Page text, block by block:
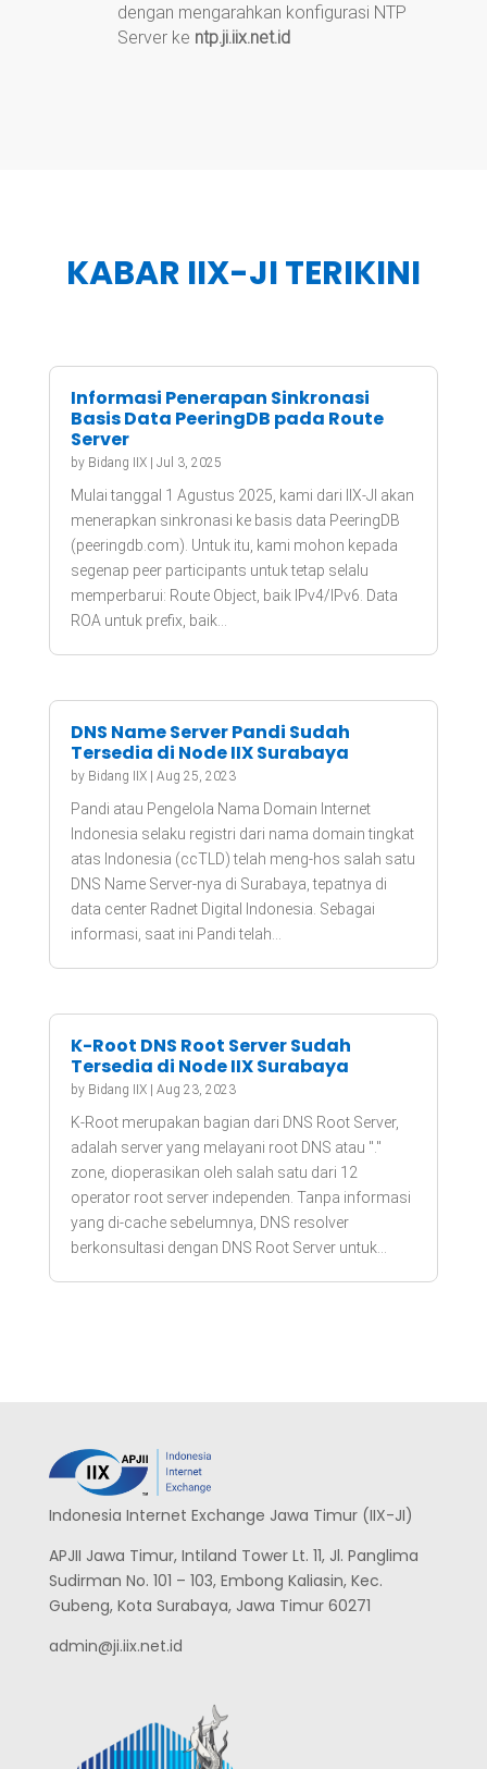
dengan mengarahkan konfigurasi NTP
Server ke ntp.ji.iix.net.id
KABAR IIX-JI TERIKINI
Informasi Penerapan Sinkronasi
Basis Data PeeringDB pada Route
Server
by Bidang IIX| Jul 3, 2025
Mulai tanggal 1 Agustus 2025, kami dari IIX-JI akan
menerapkan sinkronasi ke basis data PeeringDB
(peeringdb.com). Untuk itu, kami mohon kepada
segenap peer participants untuk tetap selalu
memperbarui: Route Object, baik IPv4/IPv6. Data
ROA untuk prefix, baik...
DNS Name Server Pandi Sudah
Tersedia di Node IIX Surabaya
by Bidang IIX| Aug 25, 2023
Pandi atau Pengelola Nama Domain Internet
Indonesia selaku registri dari nama domain tingkat
atas Indonesia (ccTLD) telah meng-hos salah satu
DNS Name Server-nya di Surabaya, tepatnya di
data center Radnet Digital Indonesia. Sebagai
informasi, saat ini Pandi telah...
K-Root DNS Root Server Sudah
Tersedia di Node IIX Surabaya
by Bidang IIX| Aug 23, 2023
K-Root merupakan bagian dari DNS Root Server,
adalah server yang melayani root DNS atau "."
zone, dioperasikan oleh salah satu dari 12
operator root server independen. Tanpa informasi
yang di-cache sebelumnya, DNS resolver
berkonsultasi dengan DNS Root Server untuk...
Indonesia Internet Exchange Jawa Timur (IIX-JI)
APJII Jawa Timur, Intiland Tower Lt. 11, Jl. Panglima
Sudirman No. 101 – 103, Embong Kaliasin, Kec.
Gubeng, Kota Surabaya, Jawa Timur 60271
admin@ji.iix.net.id